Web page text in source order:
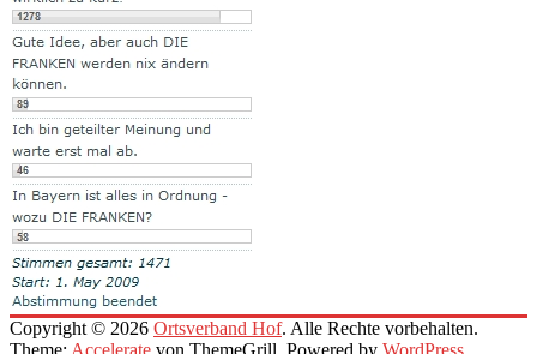
Copyright © 2026 Ortsverband Hof. Alle Rechte vorbehalten.